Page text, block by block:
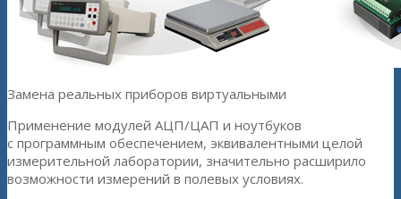
Замена реальных приборов виртуальными
Применение модулей АЦП/ЦАП и ноутбуков
с программным обеспечением, эквивалентными целой
измерительной лаборатории, значительно расширило
возможности измерений в полевых условиях.